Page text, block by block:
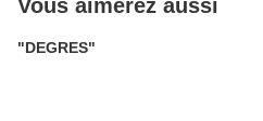
Vous aimerez aussi
"DEGRES"